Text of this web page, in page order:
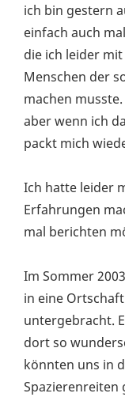
ich bin gestern
einfach auch
die ich leider
Menschen der
machen
aber wenn ich
packt mich
Ich hatte leider
Erfahrungen
mal berichten
Im Sommer
in eine
untergebracht.
dort so
könnten uns in
Spazierenreiten